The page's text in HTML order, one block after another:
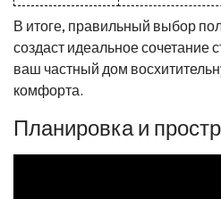
В итоге, правильный выбор
создаст идеальное сочетание
ваш частный дом
комфорта.
Планировка и